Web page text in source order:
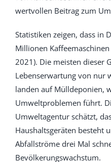
wertvollen Beitrag zum
Statistiken zeigen, dass in
Millionen
2021). Die meisten dieser
Lebenserwartung von nur
landen auf Mülldeponien,
Umweltproblemen führt.
Umweltagentur schätzt,
Haushaltsgeräten besteht
Abfallströme drei Mal
Bevölkerungswachstum.